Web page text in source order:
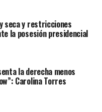
seca y restricciones
la posesión presidencial
la derecha menos
Carolina Torres